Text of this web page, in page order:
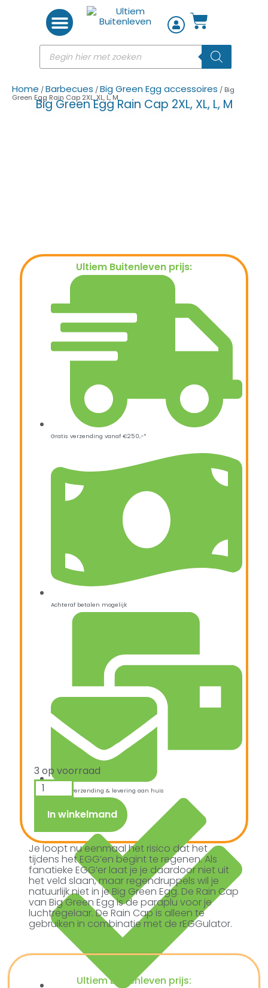
Home /Barbecues /Big Green Egg accessoires / Big
Green Egg Rain Cap 2XL, XL, L, M
Big Green Egg Rain Cap 2XL, XL, L, M
Ultiem Buitenleven prijs:
Gratis verzending vanaf €250,-*
Achteraf betalen mogelijk
Snelle verzending & levering aan huis
3 op voorraad
In winkelmand
Je loopt nu eenmaal het risico dat het
tijdens het EGG’en begint te regenen. Als
fanatieke EGG’er laat je je daardoor niet uit
het veld slaan, maar regendruppels wil je
natuurlijk niet in je Big Green Egg. De Rain Cap
van Big Green Egg is de paraplu voor je
luchtregelaar. De Rain Cap is alleen te
gebruiken in combinatie met de rEGGulator.
Ultiem Buitenleven prijs: